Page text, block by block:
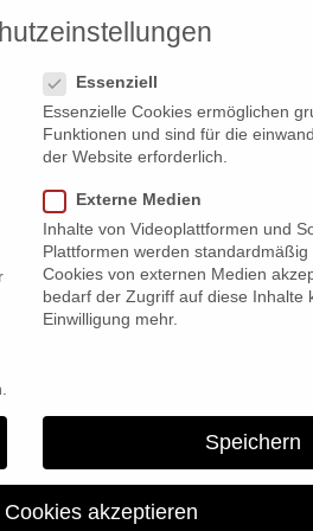
Über uns Standorte
ein
zum pflegebedingten
(vdek) hat das ausgewertet.
Essenziell
Essenzielle Cookies ermöglichen
Funktionen und sind für die
der Website erforderlich.
Externe Medien
Inhalte von Videoplattformen und
Plattformen werden standardmäßig
Cookies von externen Medien
bedarf der Zugriff auf diese Inhalte
Einwilligung mehr.
Speichern
akzeptieren